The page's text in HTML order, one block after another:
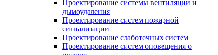
Проектирование системы вентиляции и
дымоудаления
Проектирование систем пожарной
сигнализации
Проектирование слаботочных систем
Проектирование систем оповещения о